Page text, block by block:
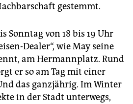
gestemmt.
Sonntag von 18 bis 19 Uhr
Dealer“, wie May seine
am Hermannplatz. Rund
er so am Tag mit einer
das ganzjährig. Im Winter
in der Stadt unterwegs,